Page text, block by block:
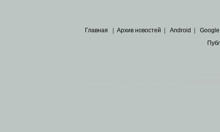
Главная Архив новостей Android Google